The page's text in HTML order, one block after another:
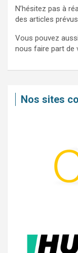
N’hésitez pas à
des articles
Vous pouvez aussi
nous faire part de
Nos sites